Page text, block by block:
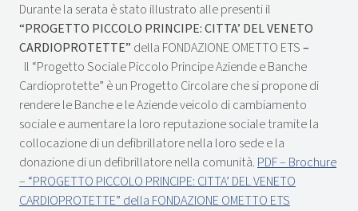
Durante la serata è stato illustrato alle presenti il
“PROGETTO PICCOLO PRINCIPE: CITTA’ DEL VENETO
CARDIOPROTETTE” della FONDAZIONE OMETTO ETS–
Il “Progetto Sociale Piccolo Principe Aziende e Banche
Cardioprotette” è un Progetto Circolare che si propone di
rendere le Banche e le Aziende veicolo di cambiamento
sociale e aumentare la loro reputazione sociale tramite la
collocazione di un defibrillatore nella loro sede e la
donazione di un defibrillatore nella comunità. PDF – Brochure
– “PROGETTO PICCOLO PRINCIPE: CITTA’ DEL VENETO
CARDIOPROTETTE” della FONDAZIONE OMETTO ETS